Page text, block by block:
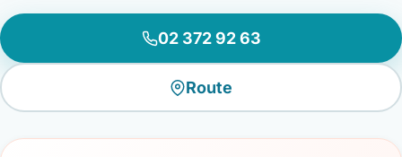
02 372 92 63
Route